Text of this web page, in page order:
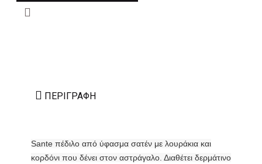
ΠΕΡΙΓΡΑΦΉ
Sante πέδιλο από ύφασμα σατέν με λουράκια και
κορδόνι που δένει στον αστράγαλο. Διαθέτει δερμάτινο